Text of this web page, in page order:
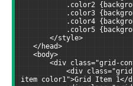
.color2 {background-
.color3 {background-
.color4 {background-
.color5
</style>
</head>
<body>
<div class="grid-
<div
item color1">Grid Item 1</